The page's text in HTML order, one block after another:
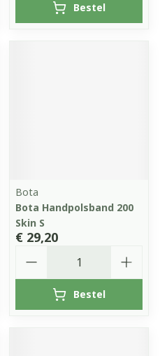
Bestel
Bota
Bota Handpolsband 200
Skin S
€ 29,20
Bestel